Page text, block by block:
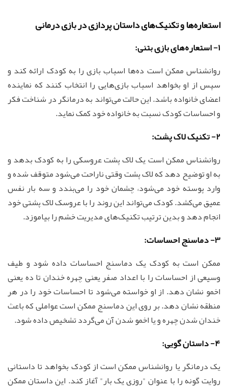
استعاره‌ها و تکنیک‌های داستان پردازی در بازی درمانی
1- استعاره‌های بازی بتنی:
روانشناس ممکن است ده‌ها اسباب بازی را به کودک ارائه کند و
سپس از او بخواهد اسباب بازی‌هایی را انتخاب کنند که نماینده
اعضای خانواده باشد. این حالت می‌تواند به درمانگر در شناخت فکر
و احساسات کودک نسبت به خانواده خود کمک نماید.
2- تکنیک لاک پشت:
روانشناس ممکن است یک لاک پشت عروسکی را به کودک بدهد و
به او توضیح دهد که لاک پشت وقتی ناراحت می‌شود متوقف شده و
وارد پوسته خود می‌شود، چشمان خود را می‌بندد و سه بار نفس
عمیق می‌کشد. کودک می‌تواند این روند را با عروسک لاک پشتی خود
انجام دهد و بدین ترتیب تکنیک‌های مدیریت خشم را بیاموزد.
3- دماسنج احساسات:
ممکن است به کودک یک دماسنج احساسات داده شود و طیف
وسیعی از احساسات را با اعداد صفر یعنی چهره خندان تا ده یعنی
اخمو نشان دهد. از او خواسته می‌شود تا احساسات خود را در هر
منطقه نشان دهد. بر روی این دماسنج ممکن است عواملی که باعث
خندان شدن چهره و یا اخمو شدن آن می‌گردد تشخیص داده شود.
4- داستان گویی:
یک درمانگر یا روانشناس ممکن است از کودک بخواهد تا داستانی
روایت گونه را با عنوان "روزی یک بار" آغاز کند. این داستان ممکن